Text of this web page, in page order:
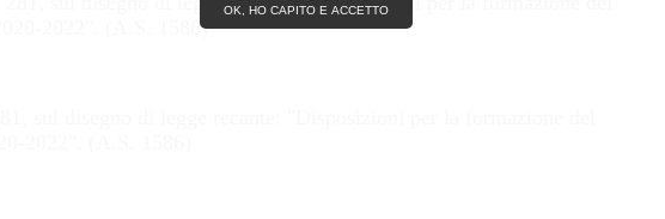
2022". (A.S. 1586)
sul disegno di legge recante: "Disposizioni per la formazione del
2022". (A.S. 1586)
OK, HO CAPITO E ACCETTO